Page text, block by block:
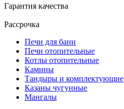
Гарантия качества
Рассрочка
Печи для бани
Печи отопительные
Котлы отопительные
Камины
Тандыры и комплектующие
Казаны чугунные
Мангалы